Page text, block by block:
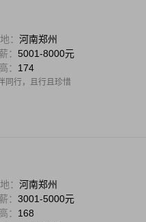
： 河南郑州
： 5001-8000元
： 174
同行，且行且珍惜
： 河南郑州
： 3001-5000元
： 168